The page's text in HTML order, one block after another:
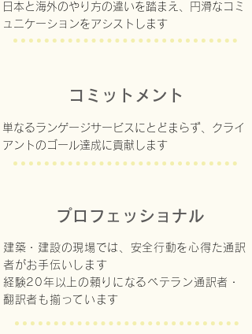
日本と海外のやり方の違いを踏まえ、円滑なコミ
ュニケーションをアシストします
単なるランゲージサービスにとどまらず、クライ
アントのゴール達成に貢献します
建築・建設の現場では、安全行動を心得た通訳
者がお手伝いします
経験20年以上の頼りになるベテラン通訳者・
翻訳者も揃っています
プロフェッショナル
コミットメント